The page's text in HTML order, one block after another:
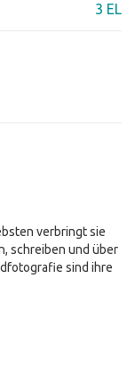
3 EL
verbringt sie
schreiben und über
sind ihre